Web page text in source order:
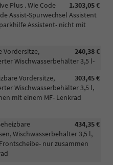
1.303,05 €
Plus . Wie Code
Assist-Spurwechsel Assistent
Assistent- nicht mit
240,38 €
Vordersitze,
Wischwasserbehälter 3,5 l-
303,45 €
Vordersitze,
Wischwasserbehälter 3,5 l,
mit einem MF- Lenkrad
434,35 €
Wischwasserbehälter 3,5 l,
nur zusammen